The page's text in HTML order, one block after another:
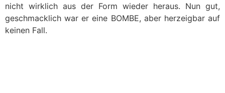
nicht wirklich aus der Form wieder heraus. Nun gut,
geschmacklich war er eine BOMBE, aber herzeigbar auf
keinen Fall.